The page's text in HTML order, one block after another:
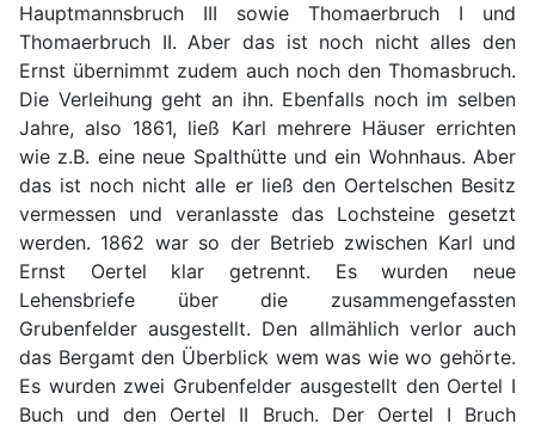
Hauptmannsbruch III sowie Thomaerbruch I und
Thomaerbruch II. Aber das ist noch nicht alles den
Ernst übernimmt zudem auch noch den Thomasbruch.
Die Verleihung geht an ihn. Ebenfalls noch im selben
Jahre, also 1861, ließ Karl mehrere Häuser errichten
wie z.B. eine neue Spalthütte und ein Wohnhaus. Aber
das ist noch nicht alle er ließ den Oertelschen Besitz
vermessen und veranlasste das Lochsteine gesetzt
werden. 1862 war so der Betrieb zwischen Karl und
Ernst Oertel klar getrennt. Es wurden neue
Lehensbriefe über die zusammengefassten
Grubenfelder ausgestellt. Den allmählich verlor auch
das Bergamt den Überblick wem was wie wo gehörte.
Es wurden zwei Grubenfelder ausgestellt den Oertel I
Buch und den Oertel II Bruch. Der Oertel I Bruch